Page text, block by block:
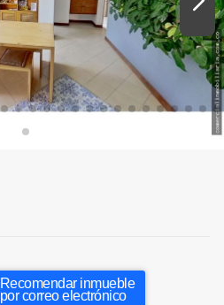
Recomendar inmueble
por correo electrónico